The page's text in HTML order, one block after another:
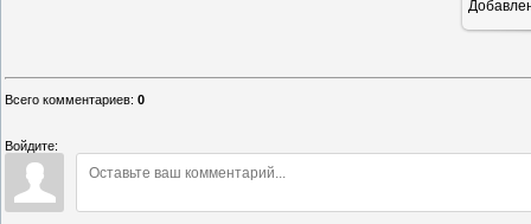
Всего комментариев: 0
Войдите: